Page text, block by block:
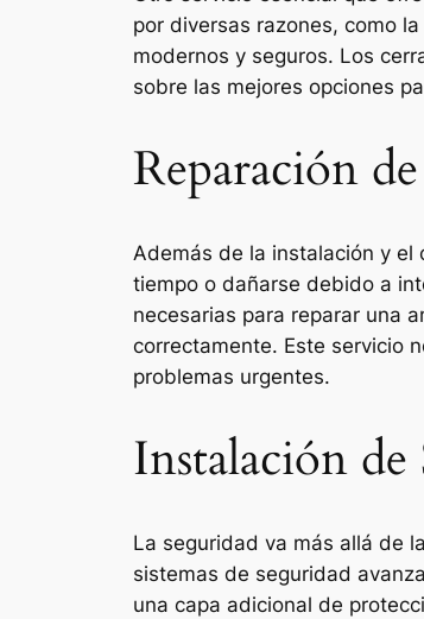
por diversas razones, como
modernos y seguros. Los
sobre las mejores opciones
Reparación
Además de la instalación y el
tiempo o dañarse debido a
necesarias para reparar una
correctamente. Este servicio
problemas urgentes.
Instalación de
La seguridad va más allá de
sistemas de seguridad
una capa adicional de